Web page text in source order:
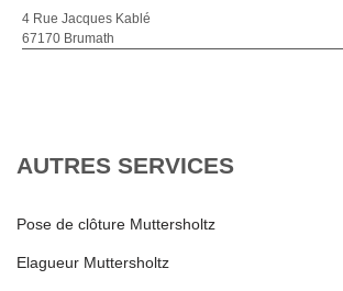
4 Rue Jacques Kablé
67170 Brumath
AUTRES SERVICES
Pose de clôture Muttersholtz
Elagueur Muttersholtz